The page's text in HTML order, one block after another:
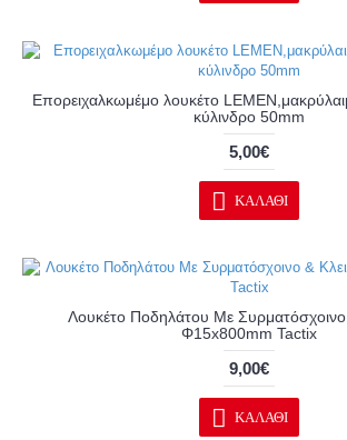
Επορειχαλκωμέμο λουκέτο
κύλινδρο 50mm
5,00€
ΚΑΛΆΘΙ
Λουκέτο Ποδηλάτου Με Συρματόσχοινο
Φ15x800mm Tactix
9,00€
ΚΑΛΆΘΙ